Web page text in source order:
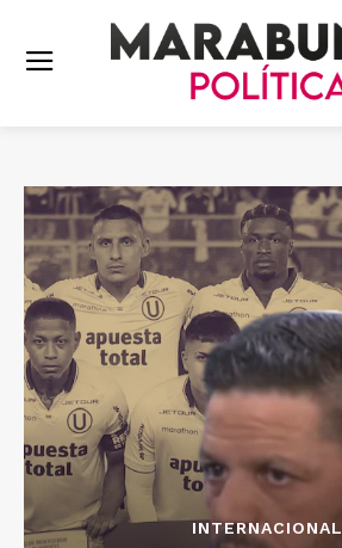
INTERNACIONAL